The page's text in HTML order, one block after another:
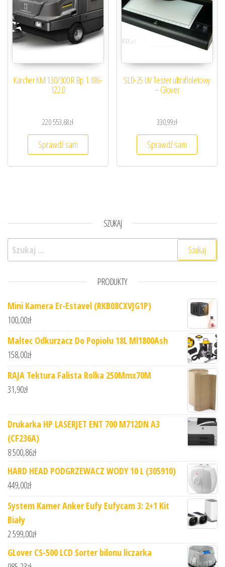
Karcher KM 130/300 R Bp 1.186-
122.0
220 553,68zł
Sprawdź sam
SLD-25 UV Tester ultrafioletowy
– Glover
330,99zł
Sprawdź sam
SZUKAJ
Szukaj:
PRODUKTY
Mini Kamera Er-Estavel (RKB08CXVJG1P)
100,00zł
Maltec Odkurzacz Do Popiołu 18L Ml1800Ash
158,00zł
RAJA Tektura Falista Rolka 250Mmx70M
31,90zł
Drukarka HP LASERJET ENT 700 M712DN A3
(CF236A)
8 500,86zł
HARD HEAD PODGRZEWACZ WODY 10 L (305910)
449,00zł
System Kamer Anker Eufy Eufycam 3: 2+1 Kit
Biały
2 599,00zł
GLover CS-500 LCD Sorter bilonu liczarka